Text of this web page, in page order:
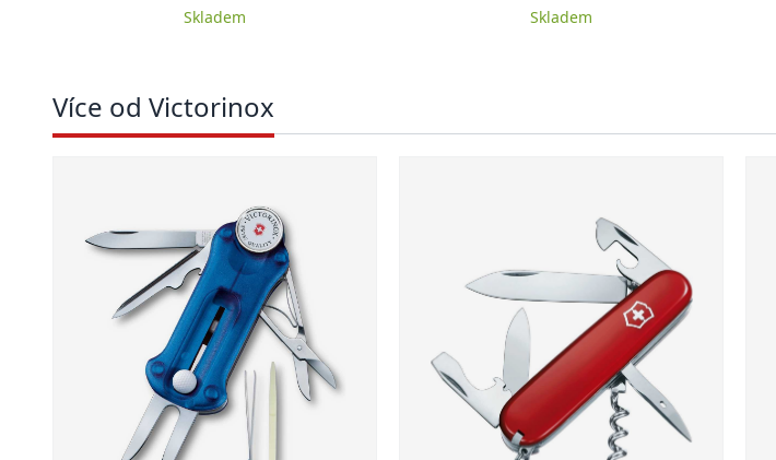
Skladem Skladem
Více od Victorinox